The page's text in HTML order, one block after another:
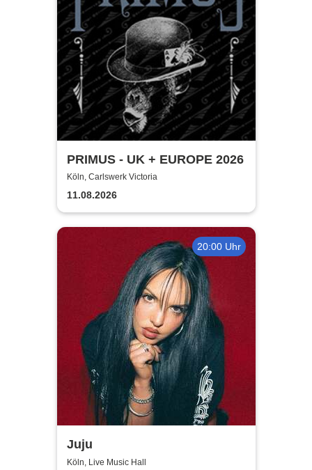
PRIMUS - UK + EUROPE 2026
Köln, Carlswerk Victoria
11.08.2026
20:00 Uhr
Juju
Köln, Live Music Hall